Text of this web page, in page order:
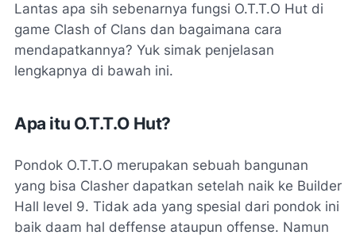
Lantas apa sih sebenarnya fungsi O.T.T.O Hut di
game Clash of Clans dan bagaimana cara
mendapatkannya? Yuk simak penjelasan
lengkapnya di bawah ini.
Apa itu O.T.T.O Hut?
Pondok O.T.T.O merupakan sebuah bangunan
yang bisa Clasher dapatkan setelah naik ke Builder
Hall level 9. Tidak ada yang spesial dari pondok ini
baik daam hal deffense ataupun offense. Namun